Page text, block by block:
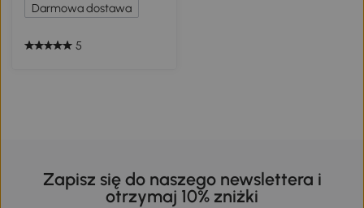
Darmowa dostawa
5
Zapisz się do naszego newslettera i
otrzymaj 10% zniżki